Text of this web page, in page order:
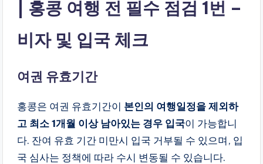
홍콩 여행 전 필수 점검 1번 –
비자 및 입국 체크
여권 유효기간
홍콩은 여권 유효기간이 본인의 여행일정을 제외하
고 최소 1개월 이상 남아있는 경우 입국이 가능합니
다. 잔여 유효 기간 미만시 입국 거부될 수 있으며, 입
국 심사는 정책에 따라 수시 변동될 수 있습니다.